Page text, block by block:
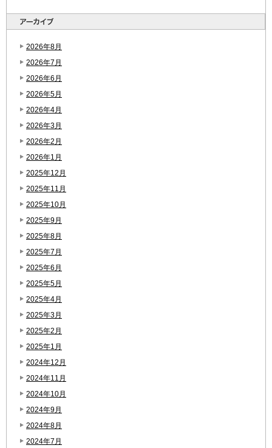
2026年8月
2026年7月
2026年6月
2026年5月
2026年4月
2026年3月
2026年2月
2026年1月
2025年12月
2025年11月
2025年10月
2025年9月
2025年8月
2025年7月
2025年6月
2025年5月
2025年4月
2025年3月
2025年2月
2025年1月
2024年12月
2024年11月
2024年10月
2024年9月
2024年8月
2024年7月